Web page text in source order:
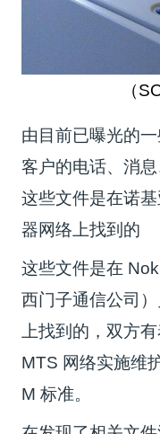
（
由目前已曝光的
客户的电话、消
这些文件是在诺
器网络上找到的
这些文件是在
西门子通信公司
上找到的，双方
MTS 网络实施维
M 标准。